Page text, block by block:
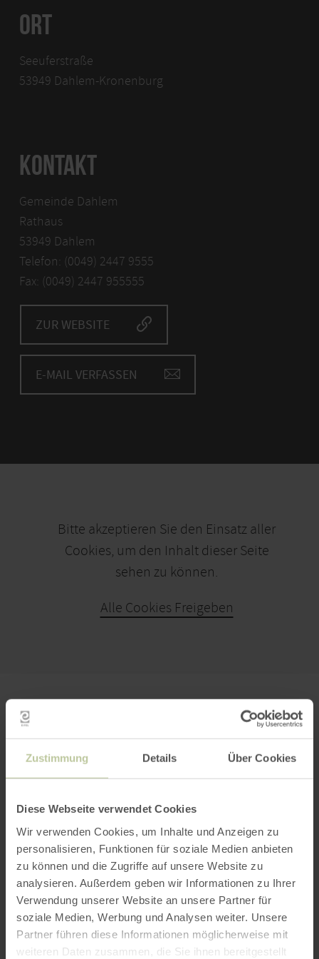
Zustimmung Details Über Cookies
Diese Webseite verwendet Cookies
Wir verwenden Cookies, um Inhalte und Anzeigen zu
personalisieren, Funktionen für soziale Medien anbieten
zu können und die Zugriffe auf unsere Website zu
analysieren. Außerdem geben wir Informationen zu Ihrer
Verwendung unserer Website an unsere Partner für
soziale Medien, Werbung und Analysen weiter. Unsere
Partner führen diese Informationen möglicherweise mit
weiteren Daten zusammen, die Sie ihnen bereitgestellt
Info-Tel.: 06557. 894
https://kyllradweg.wixsite.com/grenzenloskyllradweg
ORT
Seeuferstraße
53949 Dahlem-Kronenburg
KONTAKT
Gemeinde Dahlem
Rathaus
53949 Dahlem
Telefon: (0049) 2447 9555
Fax: (0049) 2447 955555
ZUR WEBSITE
E-MAIL VERFASSEN
Bitte akzeptieren Sie den Einsatz aller
Cookies, um den Inhalt dieser Seite
sehen zu können.
Alle Cookies Freigeben
PLANEN SIE IHRE
ANREISE
Anfahrt von: